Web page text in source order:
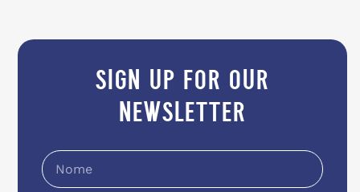
sign up for our
newsletter